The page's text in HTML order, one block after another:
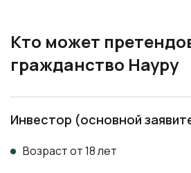
Микронезия
Науру
Папуа-Новая Гвинея
Самоа
ОАЭ
Инвестор (основной
Возраст от 18 лет
Отсутствие судимостей и